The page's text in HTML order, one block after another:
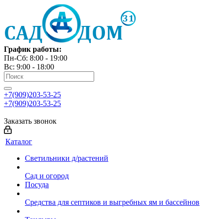
График работы:
Пн-Сб: 8:00 - 19:00
Вс: 9:00 - 18:00
+7(909)203-53-25
+7(909)203-53-25
Заказать звонок
Каталог
Светильники д/растений
Сад и огород
Посуда
Средства для септиков и выгребных ям и бассейнов